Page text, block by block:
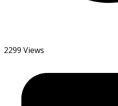
2299 Views